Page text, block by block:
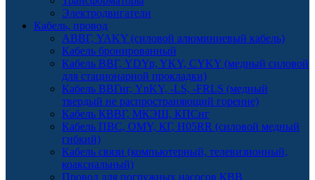
Электродвигатели
Кабель, провод
АВВГ, YAKY (силовой алюминиевый кабель)
Кабель бронированный
Кабель ВВГ, YDYp, YKY, CYKY (медный силовой
для стационарной прокладки)
Кабель ВВГнг, YnKY, -LS, -FRLS (медный
твердый не распространяющий горение)
Кабель КВВГ, МКЭШ, КПСнг
Кабель ПВС, OMY, КГ, H05RR (силовой медный
гибкий)
Кабель связи (компьютерный, телевизионный,
коаксиальный)
Провод для погружных насосов КВВ